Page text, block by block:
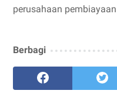
perusahaan
Berbagi